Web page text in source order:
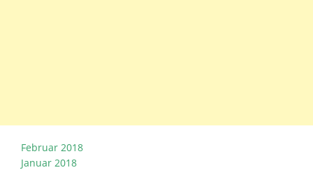
Februar 2018
Januar 2018